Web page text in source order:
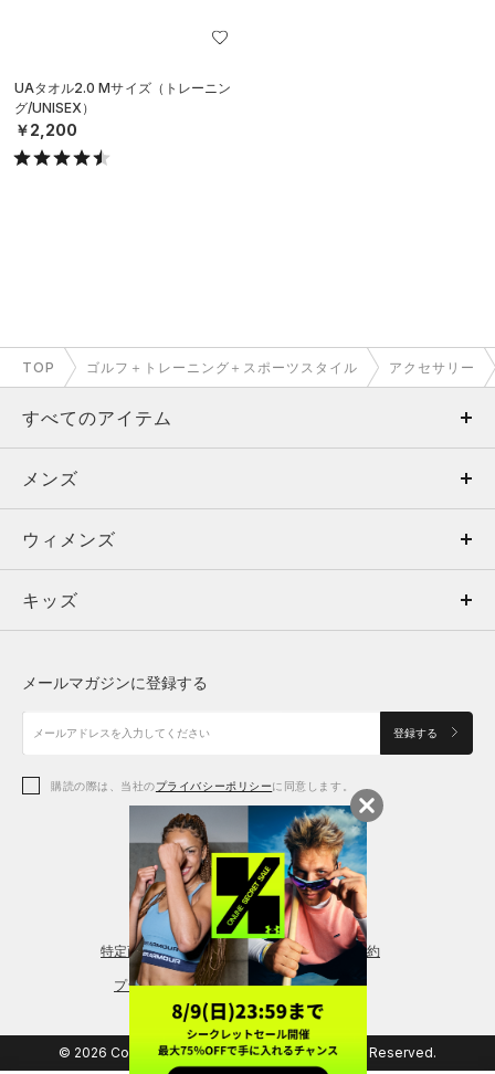
UAタオル2.0 Mサイズ（トレーニン
グ/UNISEX）
￥2,200
TOP ゴルフ＋トレーニング＋スポーツスタイル アクセサリー
すべてのアイテム
メンズ
ウィメンズ
キッズ
アクセサリー
メンズ
トップス
ボトムス
アクセサリー
ウィメンズ
トップス
シューズ
アクセサリー
レギンス＆タイツ
キッズ
シューズ
メールマガジンに登録する
登録する
購読の際は、当社のプライバシーポリシーに同意します。
特定商取引法に基づく通販の表記 会員規約
プライバシーポリシー
© 2026 Copyright DOME Corporation. All Rights Reserved.